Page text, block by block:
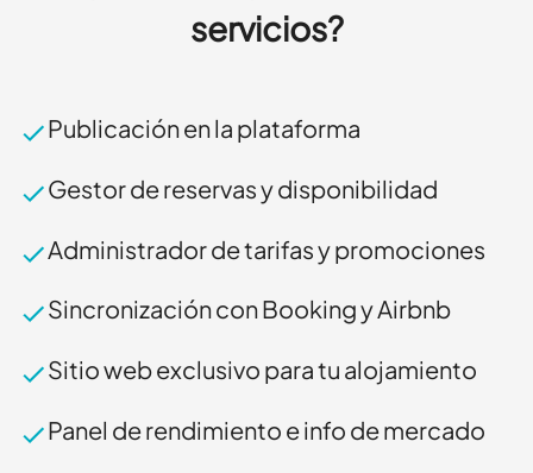
servicios?
Publicación en la plataforma
Gestor de reservas y disponibilidad
Administrador de tarifas y promociones
Sincronización con Booking y Airbnb
Sitio web exclusivo para tu alojamiento
Panel de rendimiento e info de mercado